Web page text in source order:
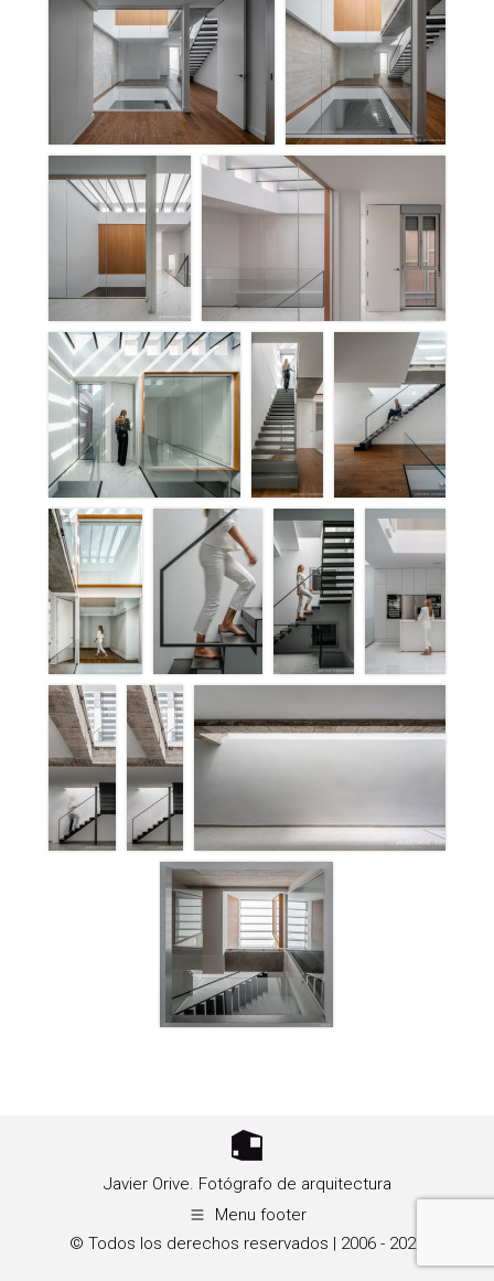
Javier Orive. Fotógrafo de arquitectura
Menu footer
© Todos los derechos reservados | 2006 - 2026